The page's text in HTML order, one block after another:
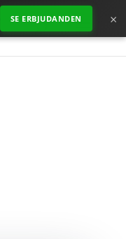
SE ERBJUDANDEN ×